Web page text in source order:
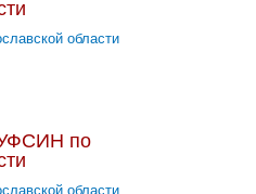
области
по
области